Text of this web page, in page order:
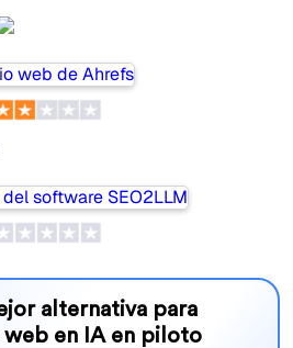
alternativa para
en IA en piloto